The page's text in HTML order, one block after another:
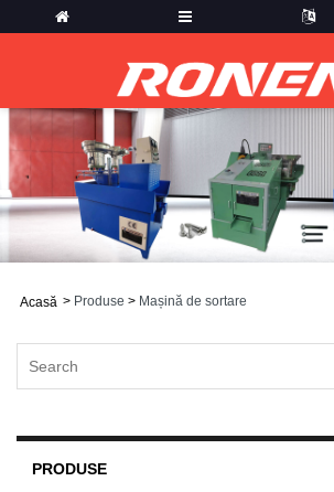
Acasă > Produse > Mașină de sortare
PRODUSE